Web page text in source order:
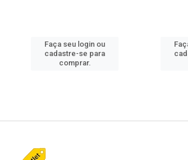
Faça seu login ou
cadastre-se para
comprar.